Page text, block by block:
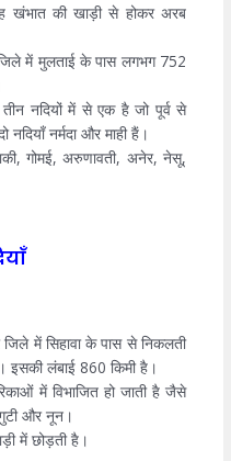
खंभात की खाड़ी से होकर अरब
में मुलताई के पास लगभग 752
तीन नदियों में से एक है जो पूर्व से
नर्मदा और माही हैं।
गोमई, अरुणावती, अनेर, नेसू,
जिले में सिहावा के पास से निकलती
लंबाई 860 किमी है।
में विभाजित हो जाती है जैसे
और नून।
में छोड़ती है।